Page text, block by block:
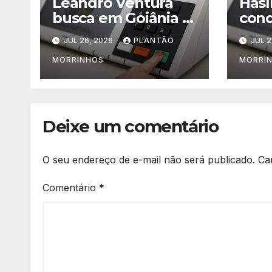
busca em Goiânia o
fortalecimento para
sua pré-candidatura
JUL 26, 2026 PLANTÃO
MORRINHOS
em
JUL
Deixe um comentário
O seu endereço de e-mail não será publicado.
Comentário *